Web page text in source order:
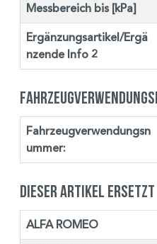
Messbereich bis [kPa]
Ergänzungsartikel/Ergä
nzende Info 2
Fahrzeugverwendungsn
ummer:
Dieser Artikel ersetzt
ALFA ROMEO